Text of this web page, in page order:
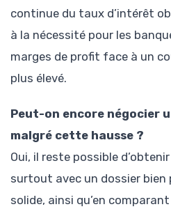
continue du taux d’intérêt
à la nécessité pour les
marges de profit face à un
plus élevé.
Peut-on encore négocier
malgré cette hausse ?
Oui, il reste possible
surtout avec un dossier bien
solide, ainsi qu’en